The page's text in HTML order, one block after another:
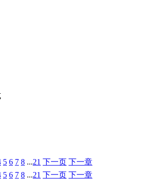
5 6 7 8 ...21 下一页 下一章
5 6 7 8 ...21 下一页 下一章